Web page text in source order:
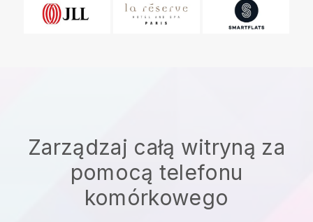
Zarządzaj całą witryną za
pomocą telefonu
komórkowego